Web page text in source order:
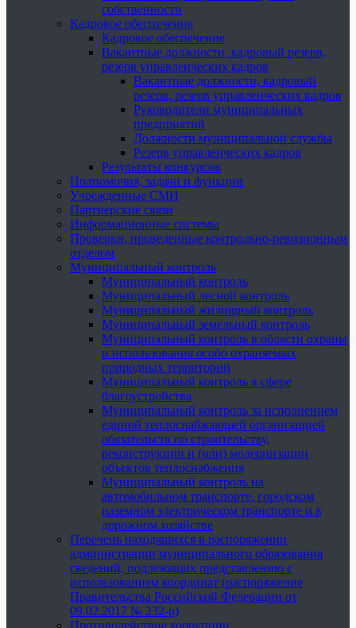
собственности
Кадровое обеспечение
Кадровое обеспечение
Вакантные должности, кадровый резерв,
резерв управленческих кадров
Вакантные должности, кадровый
резерв, резерв управленческих кадров
Руководители муниципальных
предприятий
Должности муниципальной службы
Резерв управленческих кадров
Результаты конкурсов
Полномочия, задачи и функции
Учрежденные СМИ
Партнерские связи
Информационные системы
Проверки, проведенные контрольно-ревизионным
отделом
Муниципальный контроль
Муниципальный контроль
Муниципальный лесной контроль
Муниципальный жилищный контроль
Муниципальный земельный контроль
Муниципальный контроль в области охраны
и использования особо охраняемых
природных территорий
Муниципальный контроль в сфере
благоустройства
Муниципальный контроль за исполнением
единой теплоснабжающей организацией
обязательств по строительству,
реконструкции и (или) модернизации
объектов теплоснабжения
Муниципальный контроль на
автомобильном транспорте, городском
наземном электрическом транспорте и в
дорожном хозяйстве
Перечень находящихся в распоряжении
администрации муниципального образования
сведений, подлежащих представлению с
использованием координат (распоряжение
Правительства Российской Федерации от
09.02.2017 № 232-р)
Противодействие коррупции